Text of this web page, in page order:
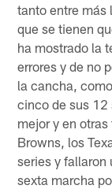
tanto entre más
que se tienen
ha mostrado la
errores y de no
la cancha,
cinco de sus 12
mejor y en
Browns, los
series y fallaron
sexta marcha